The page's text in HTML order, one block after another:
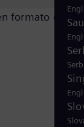
formato